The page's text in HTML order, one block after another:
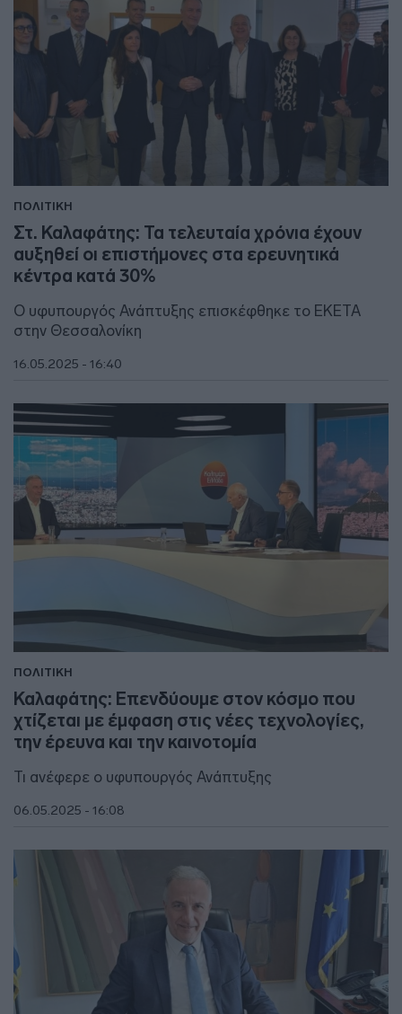
ΠΟΛΙΤΙΚΗ
Στ. Καλαφάτης: Τα τελευταία χρόνια έχουν
αυξηθεί οι επιστήμονες στα ερευνητικά
κέντρα κατά 30%
Ο υφυπουργός Ανάπτυξης επισκέφθηκε το ΕΚΕΤΑ
στην Θεσσαλονίκη
16.05.2025 - 16:40
ΠΟΛΙΤΙΚΗ
Καλαφάτης: Επενδύουμε στον κόσμο που
χτίζεται με έμφαση στις νέες τεχνολογίες,
την έρευνα και την καινοτομία
Τι ανέφερε ο υφυπουργός Ανάπτυξης
06.05.2025 - 16:08